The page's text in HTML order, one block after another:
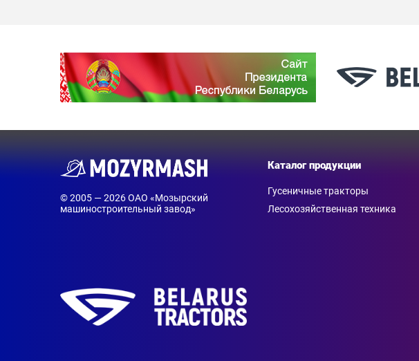
© 2005 — 2026 ОАО «Мозырский
машиностроительный завод»
Каталог продукции
Гусеничные тракторы
Лесохозяйственная техника